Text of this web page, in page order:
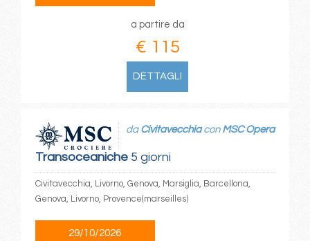
a partire da
€ 115
DETTAGLI
Transoceaniche5 giorni
da Civitavecchiacon MSC Opera
Civitavecchia, Livorno, Genova, Marsiglia, Barcellona,
Genova, Livorno, Provence(marseilles)
29/10/2026